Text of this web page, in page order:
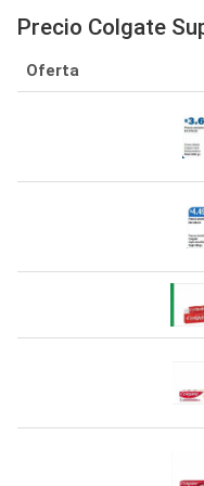
Precio Colgate
Oferta